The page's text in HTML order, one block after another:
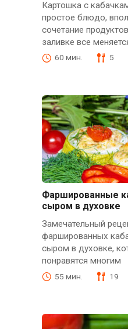
Картошка с
простое блюдо,
сочетание
заливке все
60 мин. 5
Фаршированные
сыром в духовке
Замечательный
фаршированных
сыром в духовке,
понравятся многим
55 мин. 19